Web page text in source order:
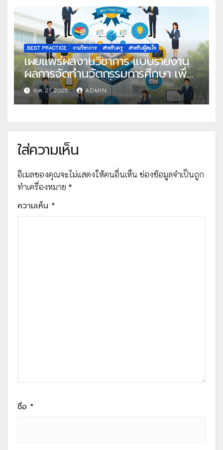
BEST PRACTICE งานวิชาการ สำหรับครู สำหรับผู้สนใจ
เผยแพร่ผลงานวิชาการ แบบรายงาน
ผลการจัดทำนวัตกรรมการศึกษา เพื่อ
คัดเลือกวิธีปฏิบัติที่เป็นเลิศ
ก.ค. 21, 2025 ADMIN
ใส่ความเห็น
อีเมลของคุณจะไม่แสดงให้คนอื่นเห็น ช่องข้อมูลจำเป็นถูก
ทำเครื่องหมาย *
ความเห็น *
ชื่อ *